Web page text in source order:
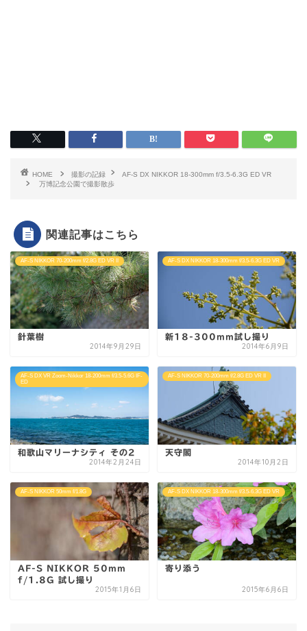
HOME 撮影の記録
AF-S DX NIKKOR 18-300mm f/3.5-6.3G ED VR
万博記念公園で撮影散歩
関連記事はこちら
AF-S NIKKOR 70-200mm f/2.8G ED VR II
針葉樹
2014年9月29日
AF-S DX NIKKOR 18-300mm f/3.5-6.3G ED VR
新18-300mm試し撮り
2014年6月9日
AF-S DX VR Zoom-Nikkor 18-200mm f/3.5-5.6G IF-
ED
和歌山マリーナシティ その2
2014年2月24日
AF-S NIKKOR 70-200mm f/2.8G ED VR II
天守閣
2014年10月2日
AF-S NIKKOR 50mm f/1.8G
AF-S NIKKOR 50mm
f/1.8G 試し撮り
2015年1月6日
AF-S DX NIKKOR 18-300mm f/3.5-6.3G ED VR
寄り添う
2015年6月6日